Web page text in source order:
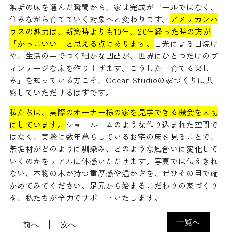
無垢の床を選んだ瞬間から、家は完成がゴールではなく、
住みながら育てていく対象へと変わります。 アメリカンハ
ウスの魅力は、新築時よりも10年、20年経った時の方が
「かっこいい」と思える点にあります。
日光による日焼け
や、生活の中でつく細かな凹凸が、世界にひとつだけのヴ
ィンテージな床を作り上げます。こうした「育てる楽し
み」を知っている方こそ、Ocean Studioの家づくりに共
感していただけるはずです。
私たちは、実際のオーナー様の家を見学できる機会を大切
にしています。 ショールームのような作り込まれた空間で
はなく、実際に数年暮らしているお宅の床を見ることで、
無垢材がどのように馴染み、どのような風合いに変化して
いくのかをリアルに体感いただけます。写真では伝えきれ
ない、本物の木が持つ重厚感や温かさを、ぜひその目で確
かめてみてください。足元から始まるこだわりの家づくり
を、私たちが全力でサポートいたします。
一覧へ
前へ 次へ